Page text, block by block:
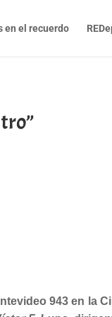
en el recuerdo
943 en la